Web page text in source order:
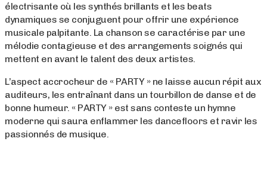
électrisante où les synthés brillants et les beats
dynamiques se conjuguent pour offrir une expérience
musicale palpitante. La chanson se caractérise par une
mélodie contagieuse et des arrangements soignés qui
mettent en avant le talent des deux artistes.
L’aspect accrocheur de « PARTY » ne laisse aucun répit aux
auditeurs, les entraînant dans un tourbillon de danse et de
bonne humeur. « PARTY » est sans conteste un hymne
moderne qui saura enflammer les dancefloors et ravir les
passionnés de musique.